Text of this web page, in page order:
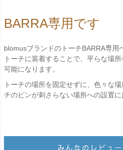
BARRA専用です
blomusブランドのトーチBARRA専用
トーチに装着することで、平らな場
可能になります。
トーチの場所を固定せずに、色々な
チのピンが刺さらない場所への設置に